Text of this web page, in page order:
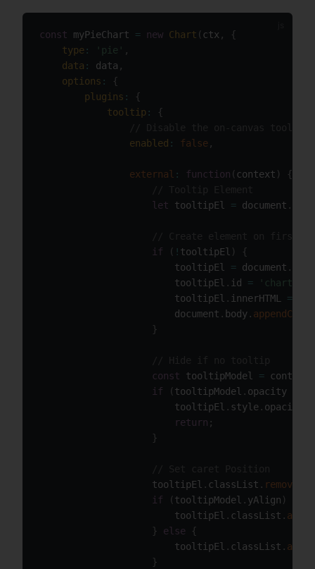
const myPieChart = new Chart (ctx ,
{
type : 'pie' ,
data : data ,
options :
{
plugins :
{
tooltip :
{
enabled : false ,
external : function (context )
{
let tooltipEl = document .
if
( ! tooltipEl )
{
                        tooltipEl
= document .
                        tooltipEl
. id =
                        tooltipEl
. innerHTML =
                        document
. body . appendChild
}
const tooltipModel = context
if
(tooltipModel . opacity
                        tooltipEl
. style . opacity
return ;
}
                    tooltipEl
. classList . remove
if
(tooltipModel . yAlign )
                        tooltipEl
. classList . add
}
else
{
                        tooltipEl
. classList . add
}